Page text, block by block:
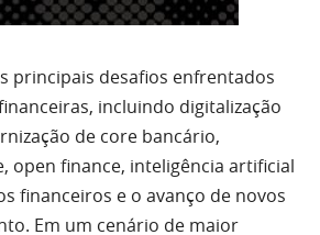
principais desafios enfrentados
incluindo digitalização
de core bancário,
open finance, inteligência artificial
financeiros e o avanço de novos
Em um cenário de maior